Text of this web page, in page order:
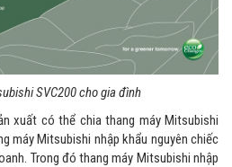
SVC200 cho gia đình
xuất có thể chia thang máy Mitsubishi
máy Mitsubishi nhập khẩu nguyên chiếc
Trong đó thang máy Mitsubishi nhập